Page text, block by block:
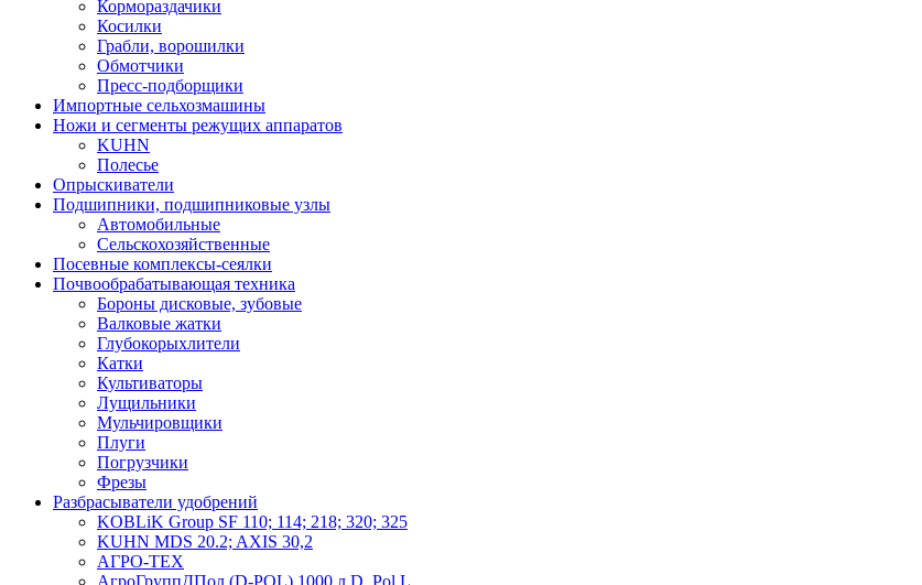
Кормораздачики
Косилки
Грабли, ворошилки
Обмотчики
Пресс-подборщики
Импортные сельхозмашины
Ножи и сегменты режущих аппаратов
KUHN
Полесье
Опрыскиватели
Подшипники, подшипниковые узлы
Автомобильные
Сельскохозяйственные
Посевные комплексы-сеялки
Почвообрабатывающая техника
Бороны дисковые, зубовые
Валковые жатки
Глубокорыхлители
Катки
Культиваторы
Лущильники
Мульчировщики
Плуги
Погрузчики
Фрезы
Разбрасыватели удобрений
KOBLiK Group SF 110; 114; 218; 320; 325
KUHN MDS 20.2; AXIS 30,2
АГРО-ТЕХ
АгроГруппДПол (D-POL) 1000 л D. Pol L